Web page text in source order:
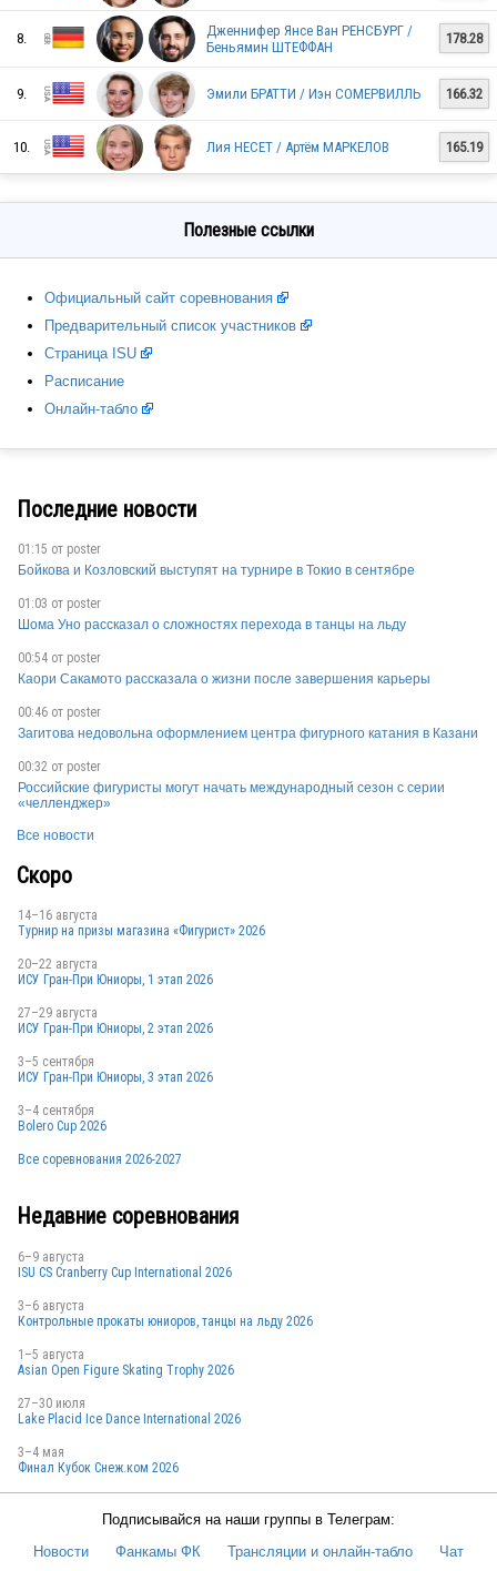
ITA
CAN
USA
POL
CAN
CAN
GER
USA
CAN
GBR
SUI
POL
8.
Дженнифер Янсе Ван РЕНСБУРГ /
Беньямин ШТЕФФАН
178.28
9. Эмили БРАТТИ / Иэн СОМЕРВИЛЛЬ 166.32
10. Лия НЕСЕТ / Артём МАРКЕЛОВ 165.19
Полезные ссылки
Официальный сайт соревнования
Предварительный список участников
Страница ISU
Расписание
Онлайн-табло
Последние новости
01:15 от poster
Бойкова и Козловский выступят на турнире в Токио в сентябре
01:03 от poster
Шома Уно рассказал о сложностях перехода в танцы на льду
00:54 от poster
Каори Сакамото рассказала о жизни после завершения карьеры
00:46 от poster
Загитова недовольна оформлением центра фигурного катания в Казани
00:32 от poster
Российские фигуристы могут начать международный сезон с серии
«челленджер»
Все новости
Скоро
14–16 августа
Турнир на призы магазина «Фигурист» 2026
20–22 августа
ИСУ Гран-При Юниоры, 1 этап 2026
27–29 августа
ИСУ Гран-При Юниоры, 2 этап 2026
3–5 сентября
ИСУ Гран-При Юниоры, 3 этап 2026
3–4 сентября
Bolero Cup 2026
Все соревнования 2026-2027
Недавние соревнования
6–9 августа
ISU CS Cranberry Cup International 2026
3–6 августа
Контрольные прокаты юниоров, танцы на льду 2026
1–5 августа
Asian Open Figure Skating Trophy 2026
27–30 июля
Lake Placid Ice Dance International 2026
3–4 мая
Финал Кубок Снеж.ком 2026
Подписывайся на наши группы в Телеграм:
Новости
Фанкамы ФК Трансляции и онлайн-табло Чат